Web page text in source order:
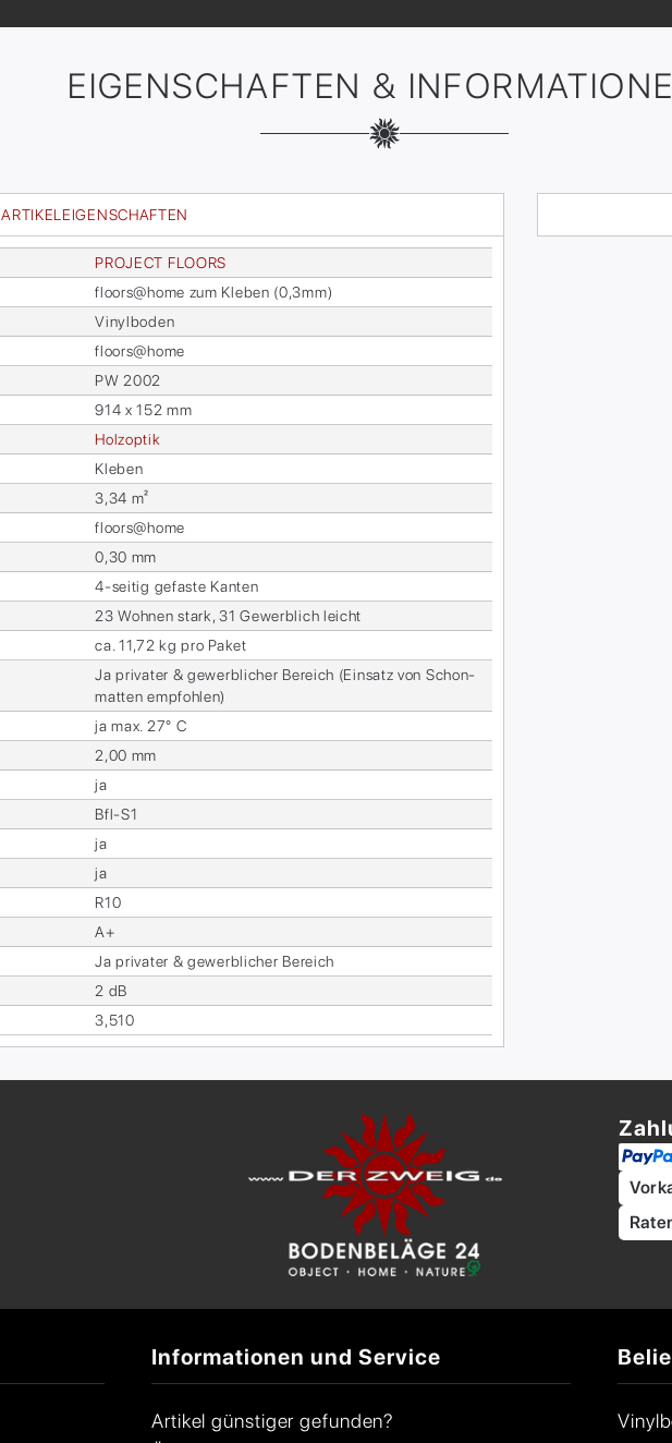
EIGENSCHAFTEN &
ARTIKELEIGENSCHAFTEN
PRO­JECT FLOORS
floors@home zum Kle­ben (0,3mm)
Vi­nyl­bo­den
floors@home
PW 2002
914 x 152 mm
Holz­op­tik
Kle­ben
3,34 m²
floors@home
0,30 mm
4-sei­tig ge­fas­te Kan­ten
23 Woh­nen stark, 31 Ge­werb­lich leicht
ca. 11,72 kg pro Pa­ket
Ja pri­va­ter & ge­werb­li­cher Be­reich (Ein­satz von Schon­
mat­ten emp­foh­len)
ja max. 27° C
2,00 mm
ja
Bfl-S1
ja
ja
R10
A+
Ja pri­va­ter & ge­werb­li­cher Be­reich
2 dB
3,510
Informationen und Service
Artikel günstiger gefunden?